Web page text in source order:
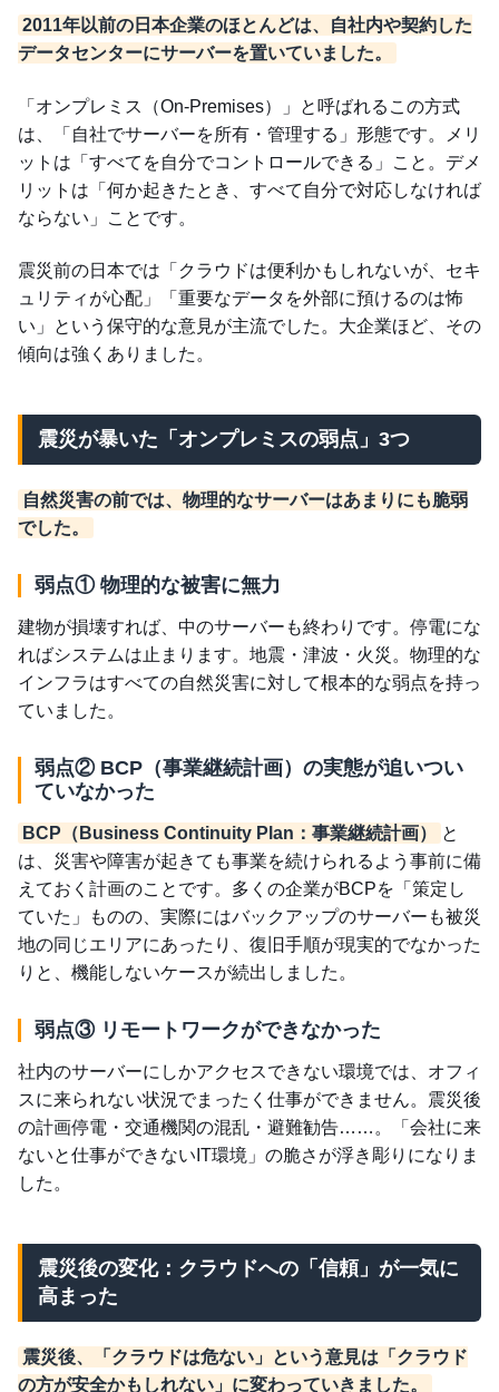
2011年以前の日本企業のほとんどは、自社内や契約した
データセンターにサーバーを置いていました。
「オンプレミス（On-Premises）」と呼ばれるこの方式
は、「自社でサーバーを所有・管理する」形態です。メリ
ットは「すべてを自分でコントロールできる」こと。デメ
リットは「何か起きたとき、すべて自分で対応しなければ
ならない」ことです。
震災前の日本では「クラウドは便利かもしれないが、セキ
ュリティが心配」「重要なデータを外部に預けるのは怖
い」という保守的な意見が主流でした。大企業ほど、その
傾向は強くありました。
震災が暴いた「オンプレミスの弱点」3つ
自然災害の前では、物理的なサーバーはあまりにも脆弱
でした。
弱点① 物理的な被害に無力
建物が損壊すれば、中のサーバーも終わりです。停電にな
ればシステムは止まります。地震・津波・火災。物理的な
インフラはすべての自然災害に対して根本的な弱点を持っ
ていました。
弱点② BCP（事業継続計画）の実態が追いつい
ていなかった
BCP（Business Continuity Plan：事業継続計画）
と
は、災害や障害が起きても事業を続けられるよう事前に備
えておく計画のことです。多くの企業がBCPを「策定し
ていた」ものの、実際にはバックアップのサーバーも被災
地の同じエリアにあったり、復旧手順が現実的でなかった
りと、機能しないケースが続出しました。
弱点③ リモートワークができなかった
社内のサーバーにしかアクセスできない環境では、オフィ
スに来られない状況でまったく仕事ができません。震災後
の計画停電・交通機関の混乱・避難勧告……。「会社に来
ないと仕事ができないIT環境」の脆さが浮き彫りになりま
した。
震災後の変化：クラウドへの「信頼」が一気に
高まった
震災後、「クラウドは危ない」という意見は「クラウド
の方が安全かもしれない」に変わっていきました。